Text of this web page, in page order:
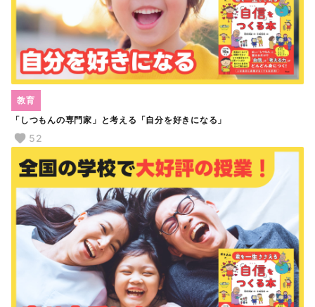
「しつもんの専門家」と考える「自分を好きになる」
教育
52